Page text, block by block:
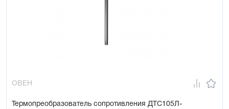
ОВЕН
Термопреобразователь сопротивления ДТС105Л-